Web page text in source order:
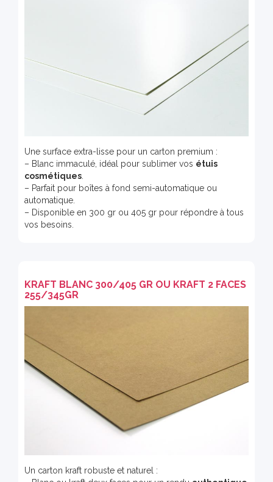
Une surface extra-lisse pour un carton premium :
– Blanc immaculé, idéal pour sublimer vos étuis
cosmétiques
– Parfait pour boîtes à fond semi-automatique ou
automatique.
– Disponible en 300 gr ou 405 gr pour répondre à tous
vos besoins.
KRAFT BLANC 300/405 GR OU KRAFT 2 FACES
255/345GR
Un carton kraft robuste et naturel :